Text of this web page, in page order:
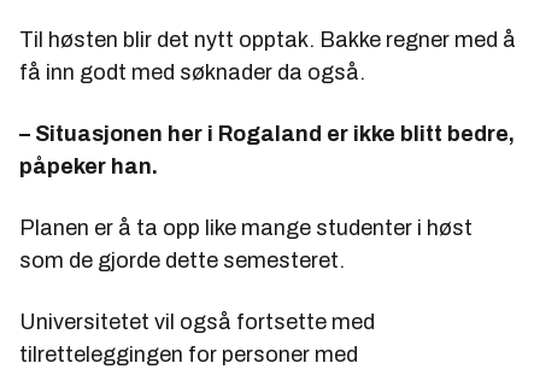
Til høsten blir det nytt opptak. Bakke regner med å
få inn godt med søknader da også.
– Situasjonen her i Rogaland er ikke blitt bedre,
påpeker han.
Planen er å ta opp like mange studenter i høst
som de gjorde dette semesteret.
Universitetet vil også fortsette med
tilretteleggingen for personer med